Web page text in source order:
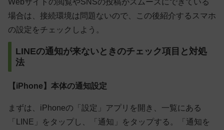
場合は、接続環境は問題ないので、この後紹介するスマホ
の設定をチェックしよう。
LINEの通知が来ないときのチェック項目と対処
法
【iPhone】本体の通知設定
まずは、iPhoneの「設定」アプリを開き、一覧にある
「LINE」をタップし、「通知」をタップする。「通知を